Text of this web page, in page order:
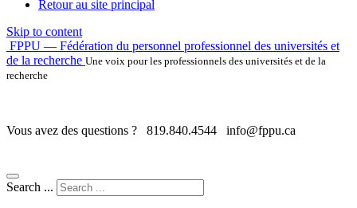
Retour au site principal
Skip to content
FPPU — Fédération du personnel professionnel des universités et
de la recherche Une voix pour les professionnels des universités et de la
recherche
Vous avez des questions ? 819.840.4544 info@fppu.ca
Search ...